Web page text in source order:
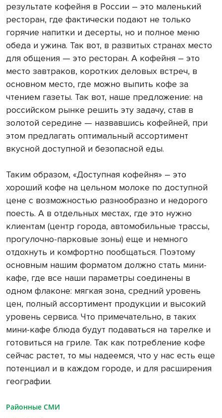
результате кофейня в России – это маленький
ресторан, где фактически подают не только
горячие напитки и десерты, но и полное меню
обеда и ужина. Так вот, в развитых странах место
для общения — это ресторан. А кофейня – это
место завтраков, коротких деловых встреч, в
основном место, где можно выпить кофе за
чтением газеты. Так вот, наше предложение: на
российском рынке решить эту задачу, став в
золотой середине — назвавшись кофейней, при
этом предлагать оптимальный ассортимент
вкусной доступной и безопасной еды.
Таким образом, «Доступная кофейня» – это
хороший кофе на цельном молоке по доступной
цене с возможностью разнообразно и недорого
поесть. А в отдельных местах, где это нужно
клиентам (центр города, автомобильные трассы,
прогулочно-парковые зоны) еще и немного
отдохнуть и комфортно пообщаться. Поэтому
основным нашим форматом должно стать мини-
кафе, где все наши параметры соединены в
одном флаконе: мягкая зона, средний уровень
цен, полный ассортимент продукции и высокий
уровень сервиса. Что примечательно, в таких
мини-кафе блюда будут подаваться на тарелке и
готовиться на гриле. Так как потребление кофе
сейчас растет, то мы надеемся, что у нас есть еще
потенциал и в каждом городе, и для расширения
географии.
Районные СМИ